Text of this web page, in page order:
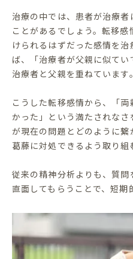
治療の中では、患者が治療
ことがあるでしょう。転移
けられるはずだった感情を
ば、「治療者が父親に似てい
治療者と父親を重ねています。
こうした転移感情から、「
かった」という満たされな
が現在の問題とどのように繋
葛藤に対処できるよう取り組
従来の精神分析よりも、質
直面してもらうことで、短期